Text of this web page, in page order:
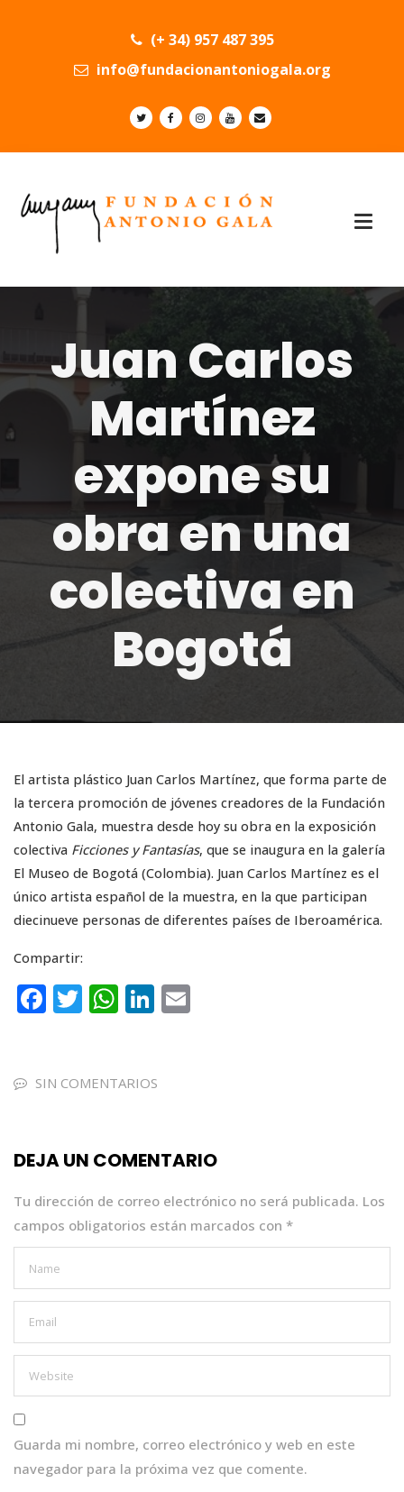
(+ 34) 957 487 395
info@fundacionantoniogala.org
Juan Carlos
Martínez
expone su
obra en una
colectiva en
Bogotá
El artista plástico Juan Carlos Martínez, que forma parte de
la tercera promoción de jóvenes creadores de la Fundación
Antonio Gala, muestra desde hoy su obra en la exposición
colectiva Ficciones y Fantasías, que se inaugura en la galería
El Museo de Bogotá (Colombia). Juan Carlos Martínez es el
único artista español de la muestra, en la que participan
diecinueve personas de diferentes países de Iberoamérica.
Compartir:
F
e
o
k
T
te
W
ts
p
Li
e
SIN COMENTARIOS
DEJA UN COMENTARIO
Tu dirección de correo electrónico no será publicada. Los
campos obligatorios están marcados con *
Guarda mi nombre, correo electrónico y web en este
navegador para la próxima vez que comente.